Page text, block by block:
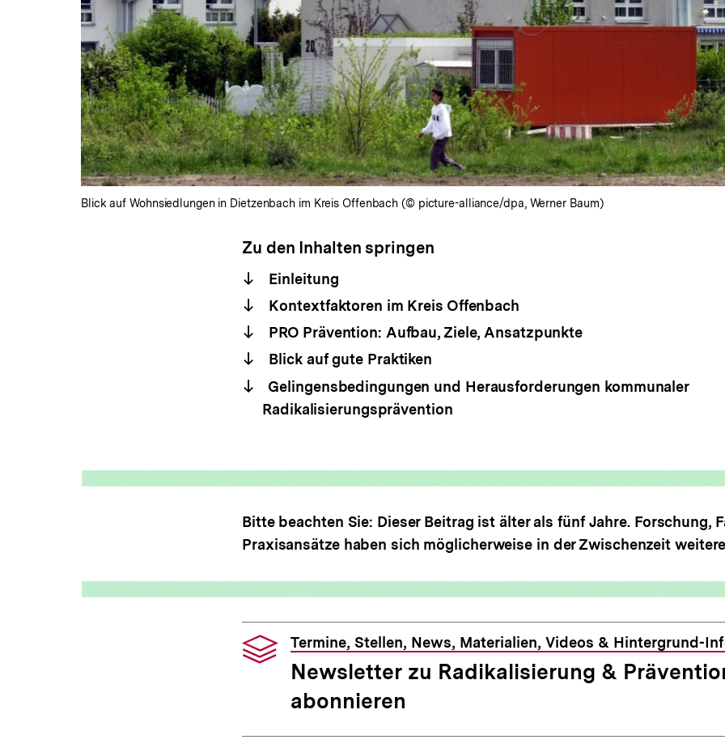
Blick auf Wohnsiedlungen in Dietzenbach im Kreis Offenbach (© picture-alliance/dpa, Werner Baum)
Zu den Inhalten springen
Einleitung
Kontextfaktoren im Kreis Offenbach
PRO Prävention: Aufbau, Ziele, Ansatzpunkte
Blick auf gute Praktiken
Gelingensbedingungen und Herausforderungen kommunaler
Radikalisierungsprävention
Bitte beachten Sie: Dieser Beitrag ist älter als fünf Jahre. Forschung,
Praxisansätze haben sich möglicherweise in der Zwischenzeit
Termine, Stellen, News, Materialien, Videos & Hintergrund-
Newsletter zu Radikalisierung &
abonnieren